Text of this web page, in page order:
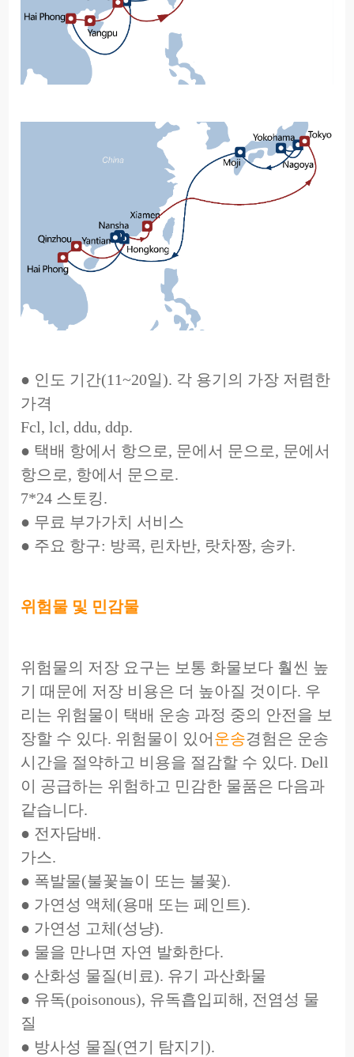
● 인도 기간(11~20일). 각 용기의 가장 저렴한
가격
Fcl, lcl, ddu, ddp.
● 택배 항에서 항으로, 문에서 문으로, 문에서
항으로, 항에서 문으로.
7*24 스토킹.
● 무료 부가가치 서비스
● 주요 항구: 방콕, 린차반, 랏차짱, 송카.
위험물 및 민감물
위험물의 저장 요구는 보통 화물보다 훨씬 높
기 때문에 저장 비용은 더 높아질 것이다. 우
리는 위험물이 택배 운송 과정 중의 안전을 보
장할 수 있다. 위험물이 있어 운송경험은 운송
시간을 절약하고 비용을 절감할 수 있다. Dell
이 공급하는 위험하고 민감한 물품은 다음과
같습니다.
● 전자담배.
가스.
● 폭발물(불꽃놀이 또는 불꽃).
● 가연성 액체(용매 또는 페인트).
● 가연성 고체(성냥).
● 물을 만나면 자연 발화한다.
● 산화성 물질(비료). 유기 과산화물
● 유독(poisonous), 유독흡입피해, 전염성 물
질
● 방사성 물질(연기 탐지기).